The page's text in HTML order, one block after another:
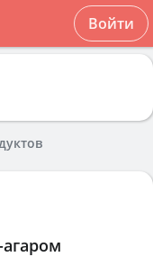
Войти